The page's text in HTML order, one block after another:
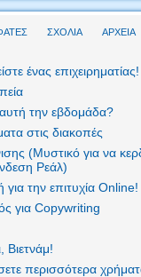
ΣΧΟΛΙΑ ΑΡΧΕΙΑ
ένας επιχειρηματίας!
αυτή την εβδομάδα?
στις διακοπές
(Μυστικό για να
Ρεάλ)
την επιτυχία Online!
για Copywriting
Βιετνάμ!
περισσότερα